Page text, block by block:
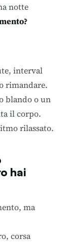
notte
interval
rimandare.
blando o un
il corpo.
rilassato.
hai
ma
corsa